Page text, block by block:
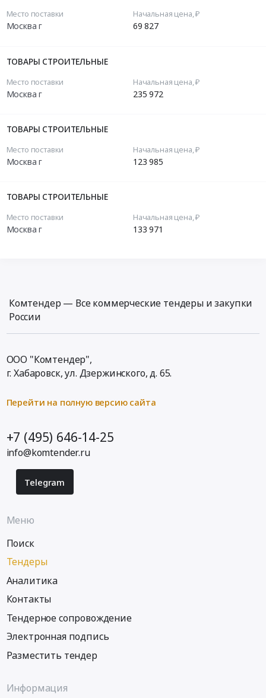
Место поставки
Москва г
Начальная цена, ₽
69 827
ТОВАРЫ СТРОИТЕЛЬНЫЕ
Место поставки
Москва г
Начальная цена, ₽
235 972
ТОВАРЫ СТРОИТЕЛЬНЫЕ
Место поставки
Москва г
Начальная цена, ₽
123 985
ТОВАРЫ СТРОИТЕЛЬНЫЕ
Место поставки
Москва г
Начальная цена, ₽
133 971
Комтендер — Все коммерческие тендеры и закупки
России
ООО "Комтендер",
г. Хабаровск,ул. Дзержинского, д. 65.
Перейти на полную версию сайта
+7 (495) 646-14-25
info@komtender.ru
Telegram
Меню
Поиск
Тендеры
Аналитика
Контакты
Тендерное сопровождение
Электронная подпись
Разместить тендер
Информация